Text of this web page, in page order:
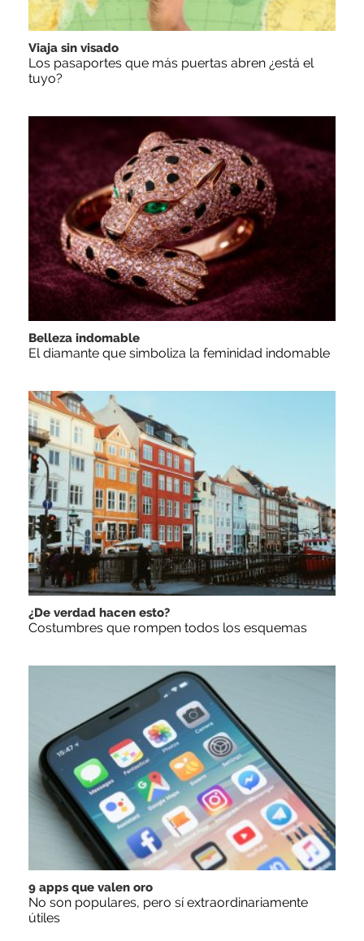
Viaja sin visado
Los pasaportes que más puertas abren ¿está el
tuyo?
Belleza indomable
El diamante que simboliza la feminidad indomable
¿De verdad hacen esto?
Costumbres que rompen todos los esquemas
9 apps que valen oro
No son populares, pero sí extraordinariamente
útiles